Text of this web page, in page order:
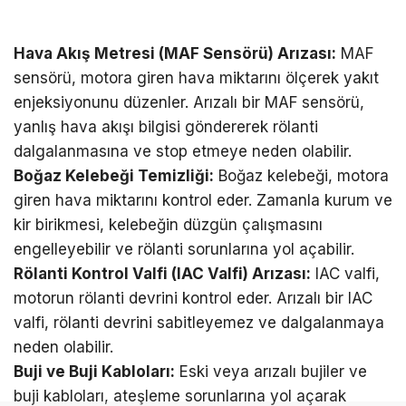
Hava Akış Metresi (MAF Sensörü) Arızası: MAF
sensörü, motora giren hava miktarını ölçerek yakıt
enjeksiyonunu düzenler. Arızalı bir MAF sensörü,
yanlış hava akışı bilgisi göndererek rölanti
dalgalanmasına ve stop etmeye neden olabilir.
Boğaz Kelebeği Temizliği: Boğaz kelebeği, motora
giren hava miktarını kontrol eder. Zamanla kurum ve
kir birikmesi, kelebeğin düzgün çalışmasını
engelleyebilir ve rölanti sorunlarına yol açabilir.
Rölanti Kontrol Valfi (IAC Valfi) Arızası: IAC valfi,
motorun rölanti devrini kontrol eder. Arızalı bir IAC
valfi, rölanti devrini sabitleyemez ve dalgalanmaya
neden olabilir.
Buji ve Buji Kabloları: Eski veya arızalı bujiler ve
buji kabloları, ateşleme sorunlarına yol açarak